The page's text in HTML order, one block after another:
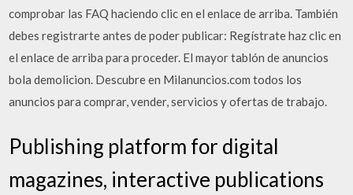
comprobar las FAQ haciendo clic en el enlace de arriba. También
debes registrarte antes de poder publicar: Regístrate haz clic en
el enlace de arriba para proceder. El mayor tablón de anuncios
bola demolicion. Descubre en Milanuncios.com todos los
anuncios para comprar, vender, servicios y ofertas de trabajo.
Publishing platform for digital
magazines, interactive publications